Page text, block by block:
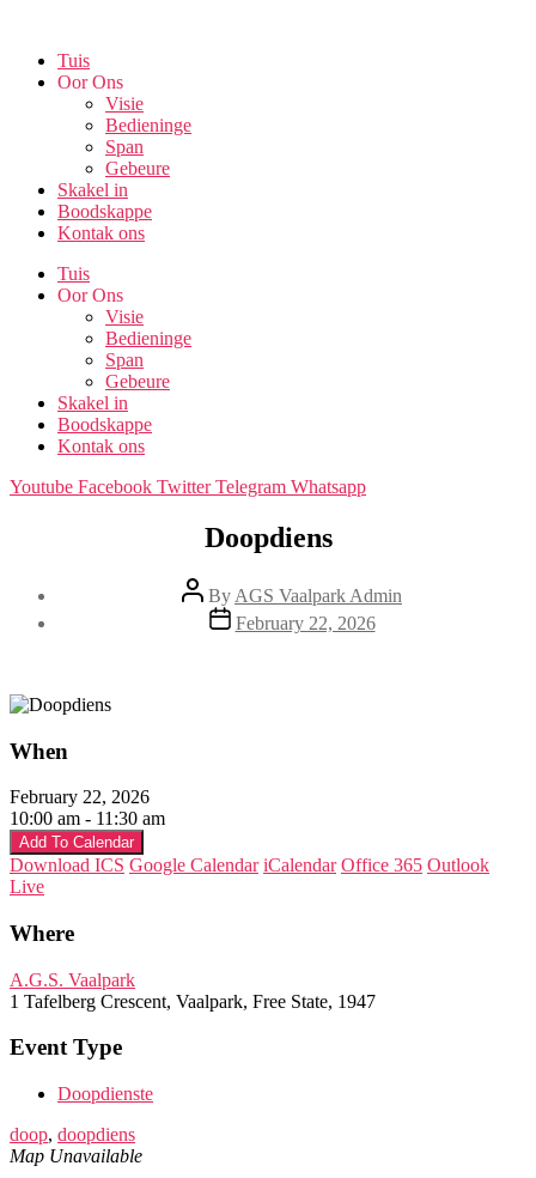
content
Tuis
Oor Ons
Visie
Bedieninge
Span
Gebeure
Skakel in
Boodskappe
Kontak ons
Tuis
Oor Ons
Visie
Bedieninge
Span
Gebeure
Skakel in
Boodskappe
Kontak ons
Youtube Facebook Twitter Telegram Whatsapp
Doopdiens
Post
author
By AGS Vaalpark Admin
Post
date
February 22, 2026
When
February 22, 2026
10:00 am - 11:30 am
Add To Calendar
Download ICS Google Calendar iCalendar Office 365 Outlook
Live
Where
A.G.S. Vaalpark
1 Tafelberg Crescent, Vaalpark, Free State, 1947
Event Type
Doopdienste
doop, doopdiens
Map Unavailable